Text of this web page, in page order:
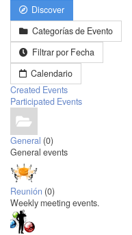
Discover
Categorías de Evento
Filtrar por Fecha
Calendario
Created Events
Participated Events
General (0)
General events
Reunión (0)
Weekly meeting events.